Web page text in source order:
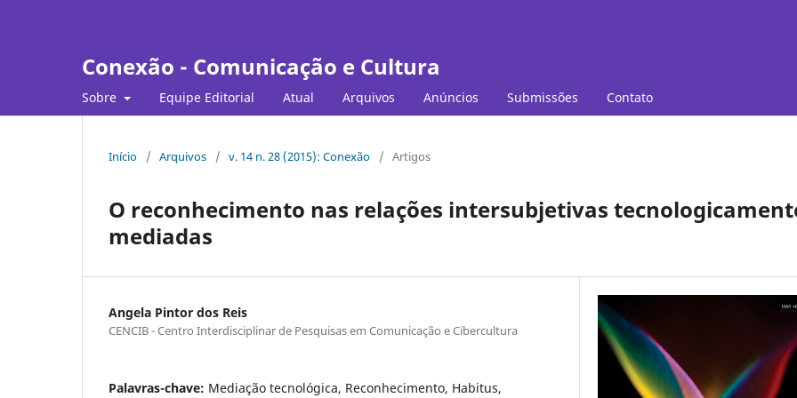
Conexão - Comunicação e Cultura
Sobre Equipe Editorial Atual Arquivos Anúncios Submissões Contato
Início / Arquivos / v. 14 n. 28 (2015): Conexão / Artigos
O reconhecimento nas relações intersubjetivas
mediadas
Angela Pintor dos Reis
CENCIB - Centro Interdisciplinar de Pesquisas em Comunicação e Cibercultura
Palavras-chave: Mediação tecnológica, Reconhecimento, Habitus,